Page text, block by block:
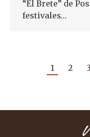
“El Brete” de
festivales…
1 2 3